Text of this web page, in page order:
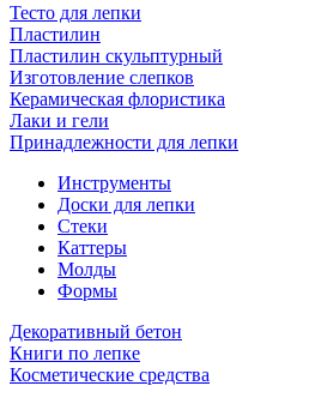
Тесто для лепки
Пластилин
Пластилин скульптурный
Изготовление слепков
Керамическая флористика
Лаки и гели
Принадлежности для лепки
Инструменты
Доски для лепки
Стеки
Каттеры
Молды
Формы
Декоративный бетон
Книги по лепке
Косметические средства